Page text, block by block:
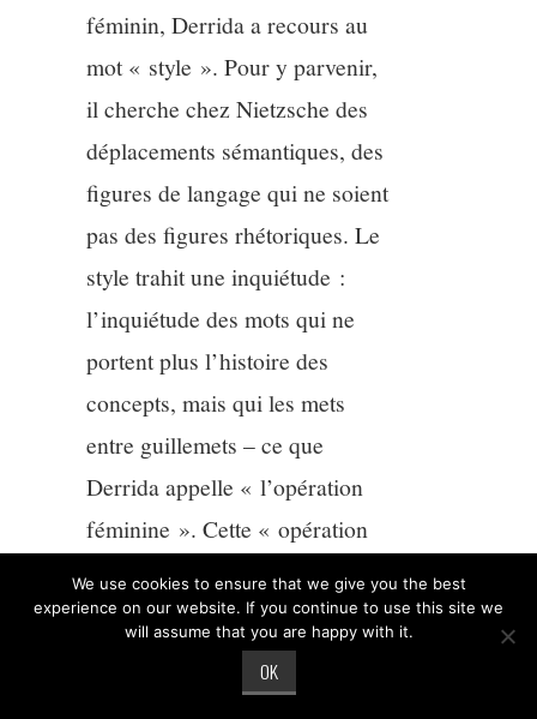
féminin, Derrida a recours au
mot « style ». Pour y parvenir,
il cherche chez Nietzsche des
déplacements sémantiques, des
figures de langage qui ne soient
pas des figures rhétoriques. Le
style trahit une inquiétude :
l’inquiétude des mots qui ne
portent plus l’histoire des
concepts, mais qui les mets
entre guillemets – ce que
Derrida appelle « l’opération
féminine ». Cette « opération
féminine », que nous
désignons par le syntagme
« principe du féminin », a pour
but de susciter une distance, un
We use cookies to ensure that we give you the best
experience on our website. If you continue to use this site we
will assume that you are happy with it.
OK